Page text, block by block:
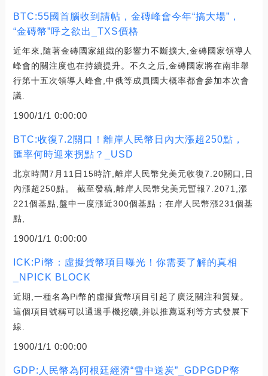
BTC:55國首腦收到請帖，金磚峰會今年“搞大場”，
“金磚幣”呼之欲出_TXS價格
近年來,隨著金磚國家組織的影響力不斷擴大,金磚國家領導人
峰會的關注度也在持續提升。不久之后,金磚國家將在南非舉
行第十五次領導人峰會,中俄等成員國大概率都會參加本次會
議.
1900/1/1 0:00:00
BTC:收復7.2關口！離岸人民幣日內大漲超250點，
匯率何時迎來拐點？_USD
北京時間7月11日15時許,離岸人民幣兌美元收復7.20關口,日
內漲超250點。 截至發稿,離岸人民幣兌美元暫報7.2071,漲
221個基點,盤中一度漲近300個基點；在岸人民幣漲231個基
點,
1900/1/1 0:00:00
ICK:Pi幣：虛擬貨幣項目曝光！你需要了解的真相
_NPICK BLOCK
近期,一種名為Pi幣的虛擬貨幣項目引起了廣泛關注和質疑。
這個項目號稱可以通過手機挖礦,并以推薦返利等方式發展下
線.
1900/1/1 0:00:00
GDP:人民幣為阿根廷經濟“雪中送炭”_GDPGDP幣